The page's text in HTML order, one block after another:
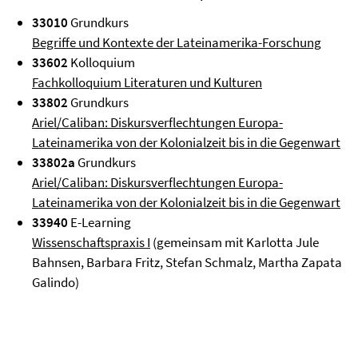
33010 Grundkurs
Begriffe und Kontexte der Lateinamerika-Forschung
33602 Kolloquium
Fachkolloquium Literaturen und Kulturen
33802 Grundkurs
Ariel/Caliban: Diskursverflechtungen Europa-
Lateinamerika von der Kolonialzeit bis in die Gegenwart
33802a Grundkurs
Ariel/Caliban: Diskursverflechtungen Europa-
Lateinamerika von der Kolonialzeit bis in die Gegenwart
33940 E-Learning
Wissenschaftspraxis I (gemeinsam mit Karlotta Jule
Bahnsen, Barbara Fritz, Stefan Schmalz, Martha Zapata
Galindo)